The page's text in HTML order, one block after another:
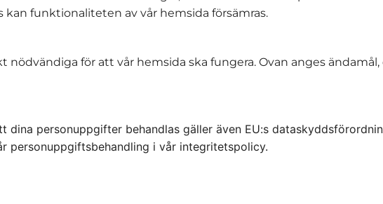
kan funktionaliteten av vår hemsida försämras.
nödvändiga för att vår hemsida ska fungera. Ovan anges
dina personuppgifter behandlas gäller även EU:s
personuppgiftsbehandling i vår integritetspolicy.